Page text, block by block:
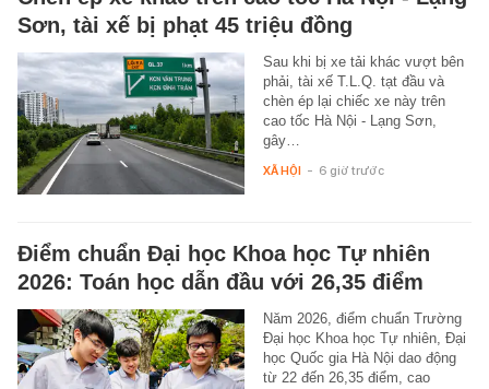
Sơn, tài xế bị phạt 45 triệu đồng
Sau khi bị xe tải khác vượt bên
phải, tài xế T.L.Q. tạt đầu và
chèn ép lại chiếc xe này trên
cao tốc Hà Nội - Lạng Sơn,
gây…
XÃ HỘI - 6 giờ trước
Điểm chuẩn Đại học Khoa học Tự nhiên
2026: Toán học dẫn đầu với 26,35 điểm
Năm 2026, điểm chuẩn Trường
Đại học Khoa học Tự nhiên, Đại
học Quốc gia Hà Nội dao động
từ 22 đến 26,35 điểm, cao